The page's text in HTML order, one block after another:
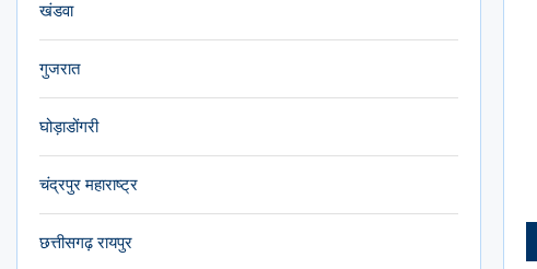
खंडवा
गुजरात
घोड़ाडोंगरी
चंद्रपुर महाराष्ट्र
छत्तीसगढ़ रायपुर